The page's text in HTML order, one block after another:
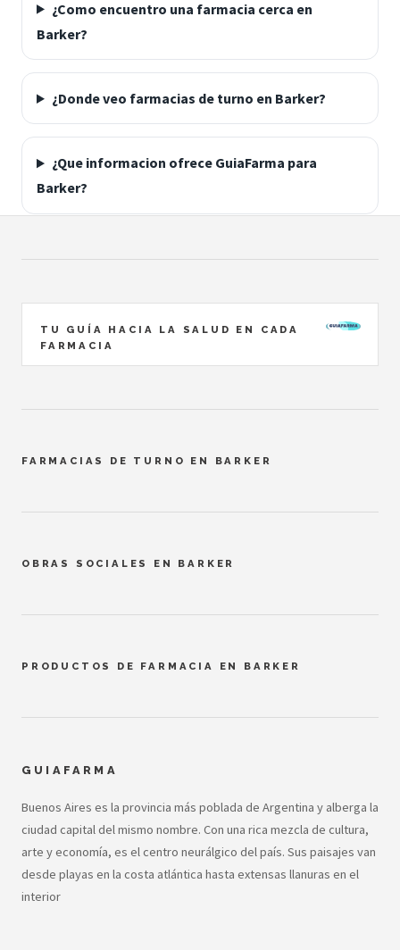
¿Como encuentro una farmacia cerca en
Barker?
¿Donde veo farmacias de turno en Barker?
¿Que informacion ofrece GuiaFarma para
Barker?
TU GUÍA HACIA LA SALUD EN CADA
FARMACIA
FARMACIAS DE TURNO EN BARKER
OBRAS SOCIALES EN BARKER
PRODUCTOS DE FARMACIA EN BARKER
GUIAFARMA
Buenos Aires es la provincia más poblada de Argentina y alberga la
ciudad capital del mismo nombre. Con una rica mezcla de cultura,
arte y economía, es el centro neurálgico del país. Sus paisajes van
desde playas en la costa atlántica hasta extensas llanuras en el
interior